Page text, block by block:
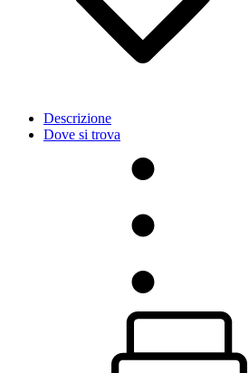
Descrizione
Dove si trova